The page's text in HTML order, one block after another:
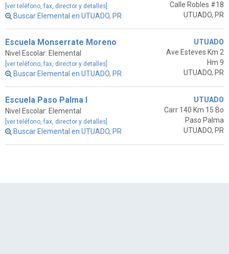
[ver teléfono, fax, director y detalles]
Buscar Elemental en UTUADO, PR
Calle Robles #18
UTUADO, PR
Escuela Monserrate Moreno
Nivel Escolar: Elemental
[ver teléfono, fax, director y detalles]
Buscar Elemental en UTUADO, PR
UTUADO
Ave Esteves Km 2
Hm 9
UTUADO, PR
Escuela Paso Palma I
Nivel Escolar: Elemental
[ver teléfono, fax, director y detalles]
Buscar Elemental en UTUADO, PR
UTUADO
Carr 140 Km 15 Bo
Paso Palma
UTUADO, PR